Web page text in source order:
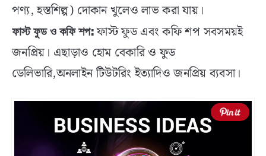
পণ্য, হস্তশিল্প) দোকান খুলেও লাভ করা যায়।
ফাস্ট ফুড ও কফি শপ:ফাস্ট ফুড এবং কফি শপ সবসময়ই
জনপ্রিয়। এছাড়াও হোম বেকারি ও ফুড
ডেলিভারি,অনলাইন টিউটরিং ইত্যাদিও জনপ্রিয় ব্যবসা।